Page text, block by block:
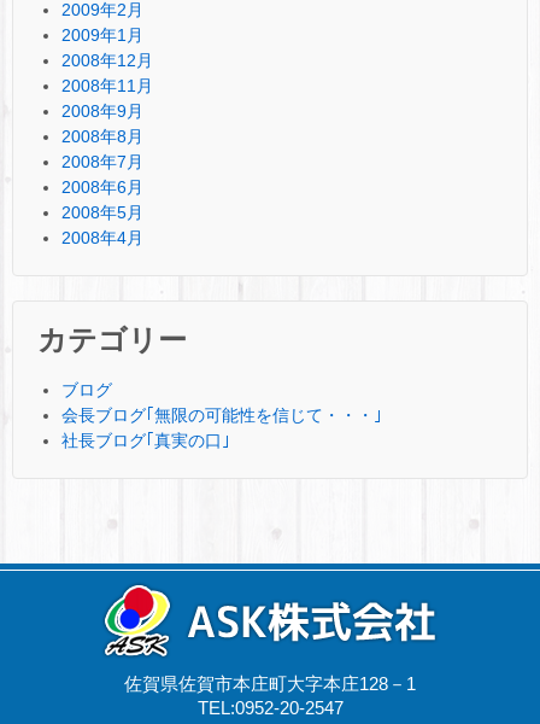
2009年2月
2009年1月
2008年12月
2008年11月
2008年9月
2008年8月
2008年7月
2008年6月
2008年5月
2008年4月
カテゴリー
ブログ
会長ブログ｢無限の可能性を信じて・・・｣
社長ブログ｢真実の口｣
佐賀県佐賀市本庄町大字本庄128－1
TEL:0952-20-2547